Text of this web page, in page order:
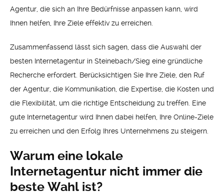
Agentur, die sich an Ihre Bedürfnisse anpassen kann, wird
Ihnen helfen, Ihre Ziele effektiv zu erreichen.
Zusammenfassend lässt sich sagen, dass die Auswahl der
besten Internetagentur in Steinebach/Sieg eine gründliche
Recherche erfordert. Berücksichtigen Sie Ihre Ziele, den Ruf
der Agentur, die Kommunikation, die Expertise, die Kosten und
die Flexibilität, um die richtige Entscheidung zu treffen. Eine
gute Internetagentur wird Ihnen dabei helfen, Ihre Online-Ziele
zu erreichen und den Erfolg Ihres Unternehmens zu steigern.
Warum eine lokale
Internetagentur nicht immer die
beste Wahl ist?